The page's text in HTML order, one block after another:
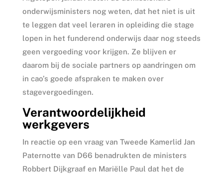
onderwijsministers nog weten, dat het niet is uit
te leggen dat veel leraren in opleiding die stage
lopen in het funderend onderwijs daar nog steeds
geen vergoeding voor krijgen. Ze blijven er
daarom bij de sociale partners op aandringen om
in cao’s goede afspraken te maken over
stagevergoedingen.
Verantwoordelijkheid
werkgevers
In reactie op een vraag van Tweede Kamerlid Jan
Paternotte van D66 benadrukten de ministers
Robbert Dijkgraaf en Mariëlle Paul dat het de